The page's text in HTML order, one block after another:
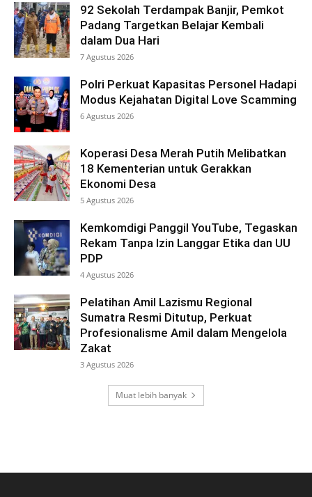
92 Sekolah Terdampak Banjir, Pemkot
Padang Targetkan Belajar Kembali
dalam Dua Hari
7 Agustus 2026
Polri Perkuat Kapasitas Personel Hadapi
Modus Kejahatan Digital Love Scamming
6 Agustus 2026
Koperasi Desa Merah Putih Melibatkan
18 Kementerian untuk Gerakkan
Ekonomi Desa
5 Agustus 2026
Kemkomdigi Panggil YouTube, Tegaskan
Rekam Tanpa Izin Langgar Etika dan UU
PDP
4 Agustus 2026
Pelatihan Amil Lazismu Regional
Sumatra Resmi Ditutup, Perkuat
Profesionalisme Amil dalam Mengelola
Zakat
3 Agustus 2026
Muat lebih banyak